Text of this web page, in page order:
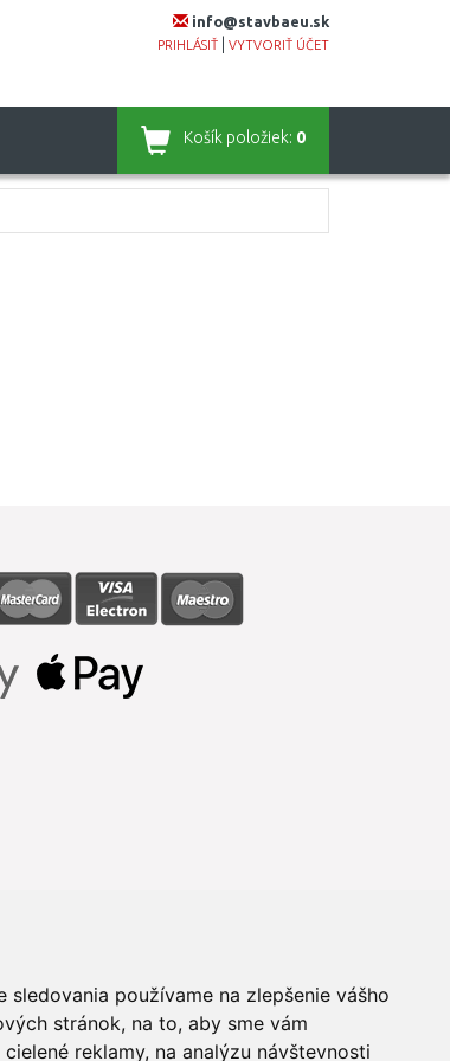
používame na zlepšenie vášho
stránok, na to, aby sme vám
reklamy, na analýzu návštevnosti
info@stavbaeu.sk
PRIHLÁSIŤ VYTVORIŤ ÚČET
Košík položiek: 0